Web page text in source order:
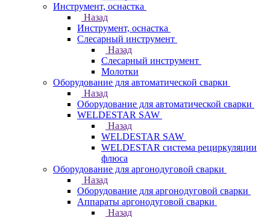
Инструмент, оснастка
Назад
Инструмент, оснастка
Слесарный инструмент
Назад
Слесарный инструмент
Молотки
Оборудование для автоматической сварки
Назад
Оборудование для автоматической сварки
WELDESTAR SAW
Назад
WELDESTAR SAW
WELDESTAR система рециркуляции
флюса
Оборудование для аргонодуговой сварки
Назад
Оборудование для аргонодуговой сварки
Аппараты аргонодуговой сварки
Назад